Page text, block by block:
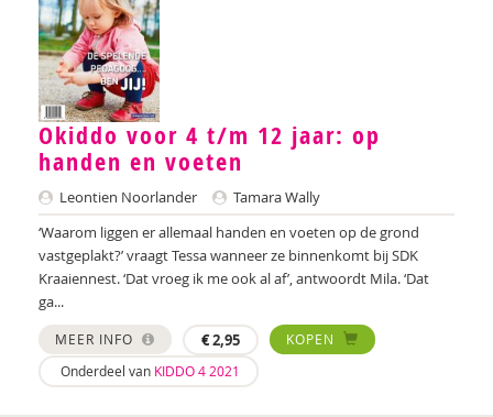
Geraldien Blokland
Robbert Blokland
Theo Blom
Esther Blondelle
Mascha Boelaars
Marieke Boelhouwer
Eveline Bogers
Jolien Boksebeld
Okiddo voor 4 t/m 12 jaar: op
handen en voeten
Leontien Noorlander
Tamara Wally
‘Waarom liggen er allemaal handen en voeten op de grond
vastgeplakt?’ vraagt Tessa wanneer ze binnenkomt bij SDK
Kraaiennest. ‘Dat vroeg ik me ook al af’, antwoordt Mila. ‘Dat
ga...
MEER INFO €2,95
KOPEN
Onderdeel van KIDDO 4 2021